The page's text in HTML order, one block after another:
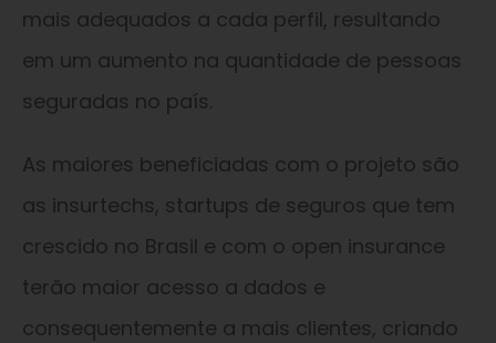
mais adequados a cada perfil, resultando
em um aumento na quantidade de pessoas
seguradas no país.
As maiores beneficiadas com o projeto são
as insurtechs, startups de seguros que tem
crescido no Brasil e com o open insurance
terão maior acesso a dados e
consequentemente a mais clientes, criando